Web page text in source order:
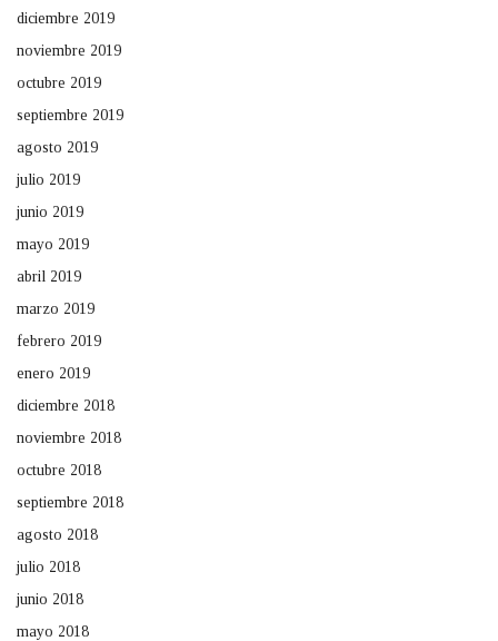
diciembre 2019
noviembre 2019
octubre 2019
septiembre 2019
agosto 2019
julio 2019
junio 2019
mayo 2019
abril 2019
marzo 2019
febrero 2019
enero 2019
diciembre 2018
noviembre 2018
octubre 2018
septiembre 2018
agosto 2018
julio 2018
junio 2018
mayo 2018